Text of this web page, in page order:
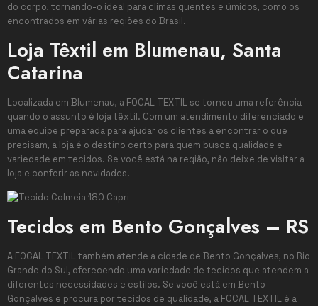
do corpo, tornando-o ideal para climas quentes e úmidos, como os
encontrados em várias regiões do Brasil.
Loja Têxtil em Blumenau, Santa
Catarina
Localizada em Blumenau, a FOCAL TEXTIL se tornou uma referência
quando o assunto é loja têxtil. Com um atendimento diferenciado e
uma equipe preparada para ajudar os clientes a encontrar o que
precisam, a loja é o destino certo para quem busca qualidade e
variedade em tecidos. Se você está na região, não deixe de visitar a
loja e conferir as novidades!
Tecidos em Bento Gonçalves – RS
A FOCAL TEXTIL também atende a cidade de Bento Gonçalves, no Rio
Grande do Sul, oferecendo uma variedade de tecidos que atendem a
diferentes necessidades e estilos. Se você está em Bento
Gonçalves e procura por tecidos de qualidade, a FOCAL TEXTIL é a